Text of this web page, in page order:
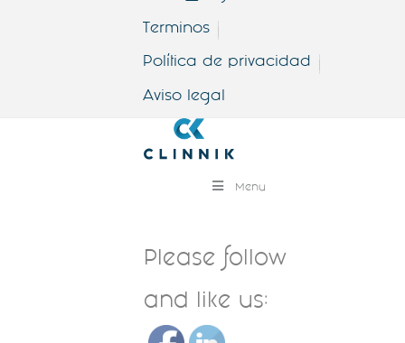
Terminos
Política de privacidad
Aviso legal
Menu
Please follow
and like us: